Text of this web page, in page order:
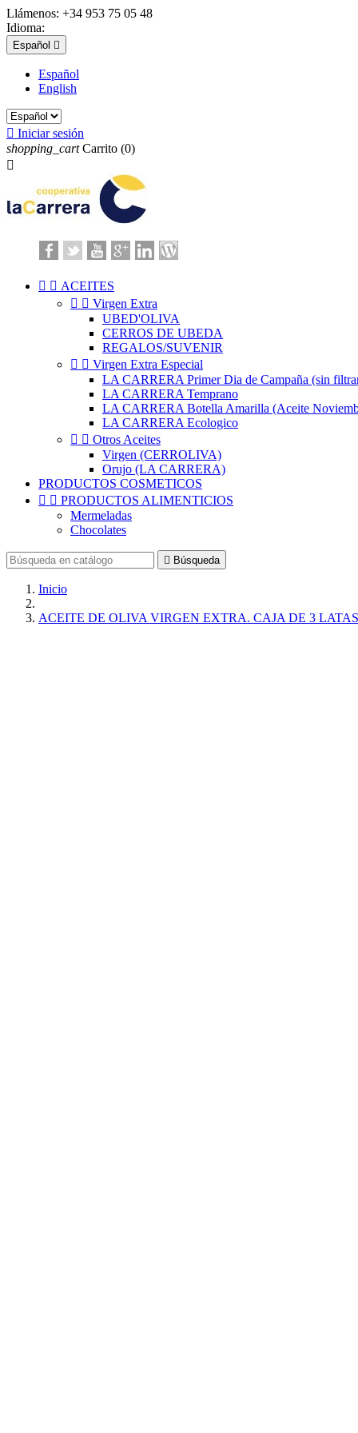
Llámenos: +34 953 75 05 48
Idioma:
Español 
Español
English
 Iniciar sesión
shopping_cart Carrito (0)

  ACEITES
  Virgen Extra
UBED'OLIVA
CERROS DE UBEDA
REGALOS/SUVENIR
  Virgen Extra Especial
LA CARRERA Primer Dia de Campaña (sin
LA CARRERA Temprano
LA CARRERA Botella Amarilla (Aceite
LA CARRERA Ecologico
  Otros Aceites
Virgen (CERROLIVA)
Orujo (LA CARRERA)
PRODUCTOS COSMETICOS
  PRODUCTOS ALIMENTICIOS
Mermeladas
Chocolates
 Búsqueda
Inicio
ACEITE DE OLIVA VIRGEN EXTRA. CAJA DE 3